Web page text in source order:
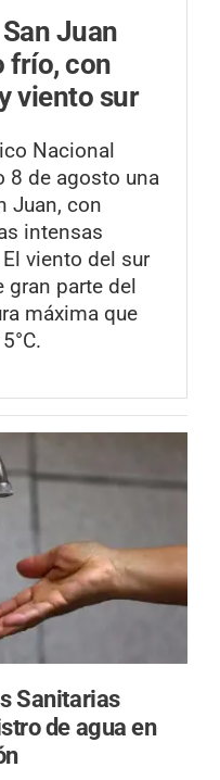
San Juan
frío, con
viento sur
Nacional
8 de agosto una
Juan, con
intensas
viento del sur
gran parte del
máxima que
Sanitarias
de agua en